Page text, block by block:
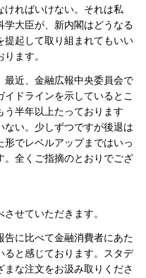
ければいけない。それは私
学大臣が、新内閣はどうなる
提起して取り組まれてもいい
ます。
最近、金融広報中央委員会で
ドラインを示しているとこ
う半年以上たっております
い。少しずつですが後退は
形でレベルアップまではいっ
。全くご指摘のとおりでござ
せていただきます。
に比べて金融消費者にあた
ると感じております。スタデ
な注文をお汲み取りくださ